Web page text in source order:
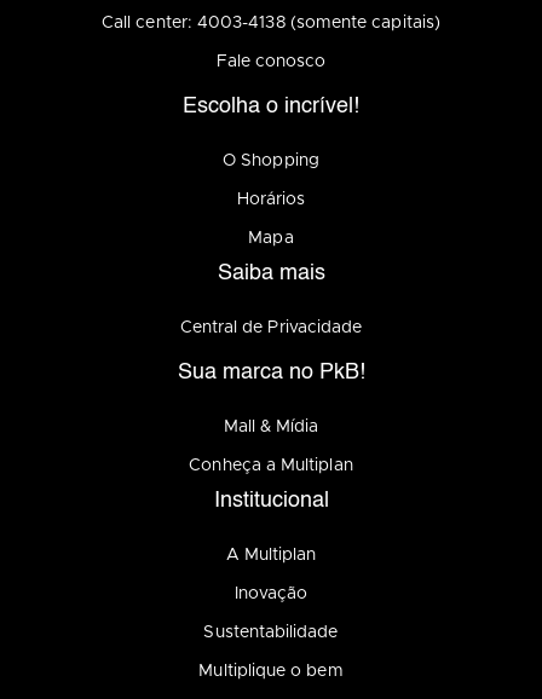
Call center: 4003-4138 (somente capitais)
Fale conosco
Escolha o incrível!
O Shopping
Horários
Mapa
Saiba mais
Central de Privacidade
Sua marca no PkB!
Mall & Mídia
Conheça a Multiplan
Institucional
A Multiplan
Inovação
Sustentabilidade
Multiplique o bem